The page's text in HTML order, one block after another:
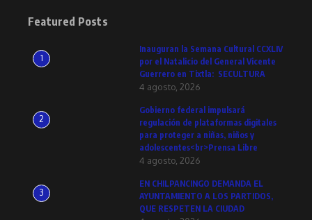
Featured Posts
1
Inauguran la Semana Cultural CCXLIV
por el Natalicio del General Vicente
Guerrero en Tixtla: SECULTURA
4 agosto, 2026
2
Gobierno federal impulsará
regulación de plataformas digitales
para proteger a niñas, niños y
adolescentes<br>Prensa Libre
4 agosto, 2026
3
EN CHILPANCINGO DEMANDA EL
AYUNTAMIENTO A LOS PARTIDOS,
QUE RESPETEN LA CIUDAD